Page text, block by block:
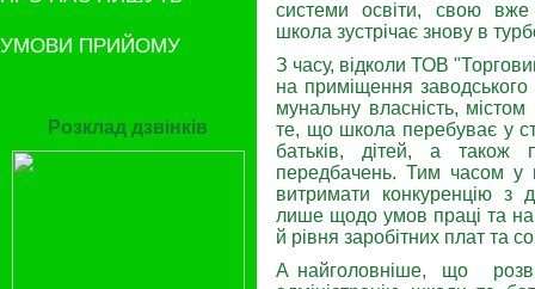
УМОВИ ПРИЙОМУ
Розклад дзвінків
системи освіти, свою
школа зустрічає знову в
З часу, відколи ТОВ
на примі­щення
мунальну власність,
те, що школа перебуває у
батьків, дітей, а також
передбачень. Тим часом у
витримати конкуренцію з
лише щодо умов праці та
й рівня заробітних плат та
А най­головніше, що